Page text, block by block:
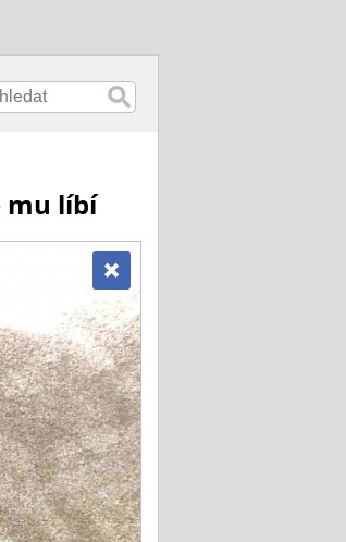
mu líbí